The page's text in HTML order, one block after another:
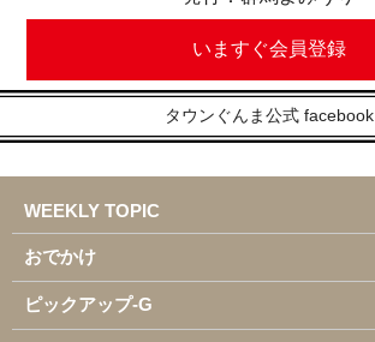
いますぐ会員登録
タウンぐんま公式 facebook
WEEKLY TOPIC
おでかけ
ピックアップ-G